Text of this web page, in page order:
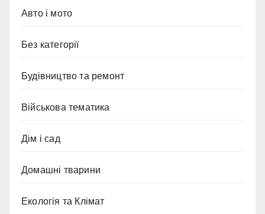
Авто і мото
Без категорії
Будівництво та ремонт
Військова тематика
Дім і сад
Домашні тварини
Екологія та Клімат